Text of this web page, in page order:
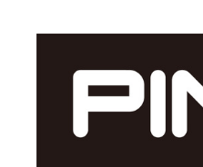
Sustainability
会社情報